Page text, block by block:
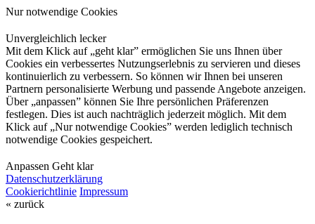
Nur notwendige Cookies
Unvergleichlich lecker
Mit dem Klick auf „geht klar” ermöglichen Sie uns Ihnen über
Cookies ein verbessertes Nutzungserlebnis zu servieren und dieses
kontinuierlich zu verbessern. So können wir Ihnen bei unseren
Partnern personalisierte Werbung und passende Angebote anzeigen.
Über „anpassen” können Sie Ihre persönlichen Präferenzen
festlegen. Dies ist auch nachträglich jederzeit möglich. Mit dem
Klick auf „Nur notwendige Cookies” werden lediglich technisch
notwendige Cookies gespeichert.
Anpassen Geht klar
Datenschutzerklärung
Cookierichtlinie Impressum
« zurück